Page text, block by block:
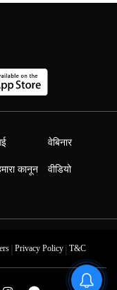
कानून
वेबिनार
वीडियो
| Privacy Policy| T&C